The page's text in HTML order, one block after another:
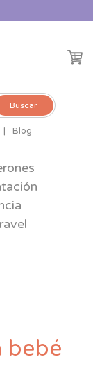
Buscar
Blog
bebé